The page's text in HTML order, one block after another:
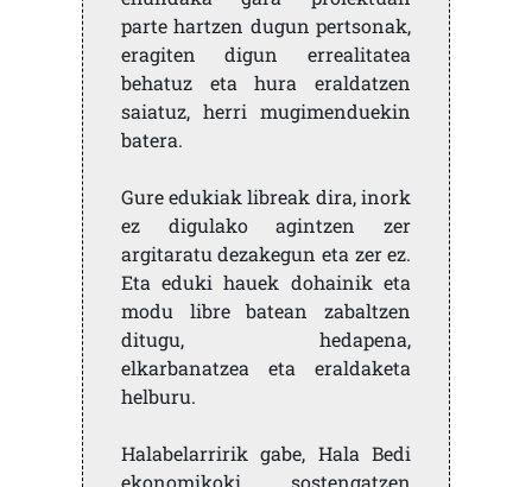
parte hartzen dugun pertsonak,
eragiten digun errealitatea
behatuz eta hura eraldatzen
saiatuz, herri mugimenduekin
batera.
Gure edukiak libreak dira, inork
ez digulako agintzen zer
argitaratu dezakegun eta zer ez.
Eta eduki hauek dohainik eta
modu libre batean zabaltzen
ditugu, hedapena,
elkarbanatzea eta eraldaketa
helburu.
Halabelarririk gabe, Hala Bedi
ekonomikoki sostengatzen